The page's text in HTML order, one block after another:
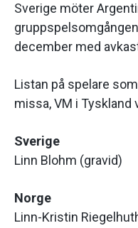
Sverige möter
december med
Listan på spelare
missa, VM i Tyskland
Sverige
Linn Blohm (gravid)
Norge
Linn-Kristin